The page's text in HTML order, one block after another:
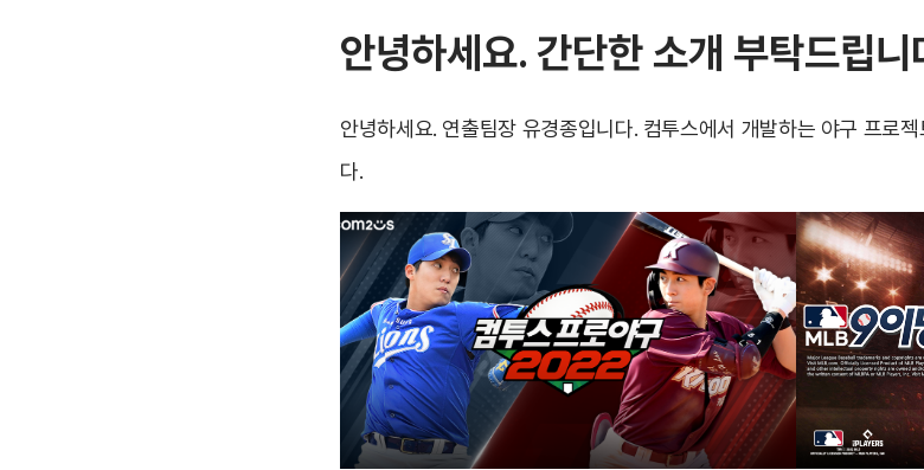
안녕하세요. 간단한 소개 부탁드립니
안녕하세요. 연출팀장 유경종입니다. 컴투스에서 개발하는 야구 프로
다.